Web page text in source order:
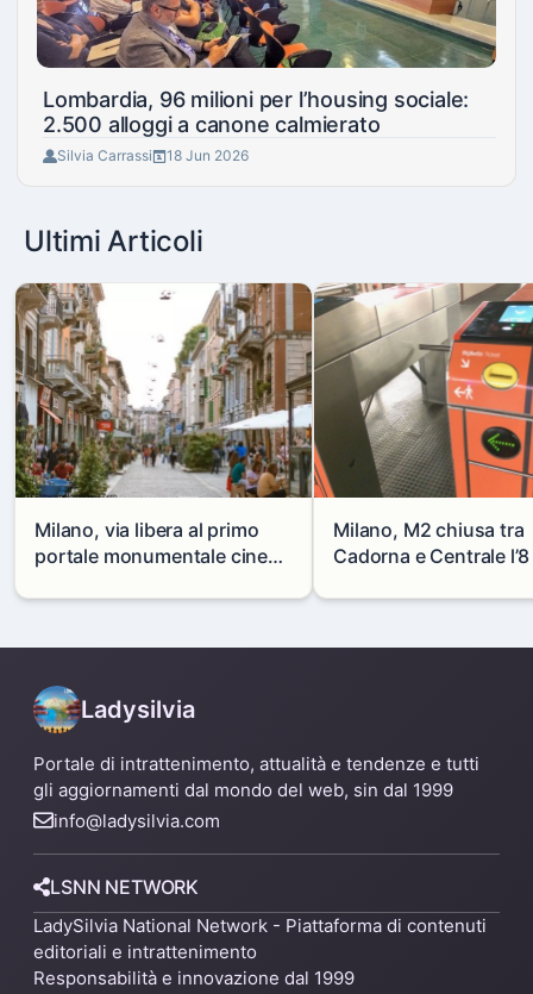
Lombardia, 96 milioni per l’housing sociale:
2.500 alloggi a canone calmierato
Silvia Carrassi 18 Jun 2026
Ultimi Articoli
Milano, via libera al primo
portale monumentale cinese
Milano, M2 chiusa tra
Cadorna e Centrale
alternative
Ladysilvia
Portale di intrattenimento, attualità e tendenze e tutti
gli aggiornamenti dal mondo del web, sin dal 1999
info@ladysilvia.com
LSNN NETWORK
LadySilvia National Network - Piattaforma di contenuti
editoriali e intrattenimento
Responsabilità e innovazione dal 1999